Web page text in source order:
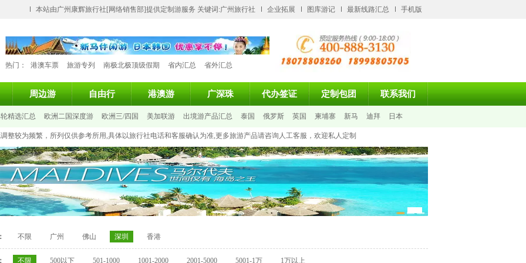
本站由广州康辉旅行社[网络销售部]提供定制游服务 关键词:广州旅行社 企业拓展 图库游记 最新线路汇总 手机版
热门： 港澳车票 旅游专列 南极北极顶级假期 省内汇总 省外汇总
周边游 自由行 港澳游 广深珠 代办签证 定制包团 联系我们
精选汇总 欧洲二国深度游 欧洲三/四国 美加联游 出境游产品汇总 泰国 俄罗斯 英国 柬埔寨 新马 迪拜 日本
整较为频繁，所列仅供参考所用,具体以旅行社电话和客服确认为准,更多旅游产品请咨询人工客服，欢迎私人定制
不限 广州 佛山 深圳 香港
不限 500以下 501-1000 1001-2000 2001-5000 5001-1万 1万以上